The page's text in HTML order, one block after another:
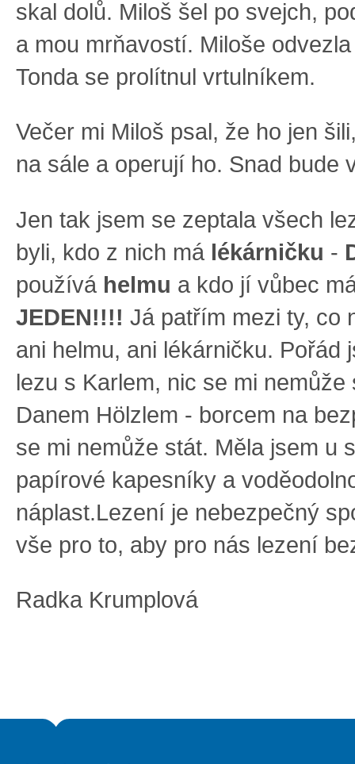
skal dolů. Miloš šel po svejch,
a mou mrňavostí. Miloše
Tonda se prolítnul vrtulníkem.
Večer mi Miloš psal, že ho jen
na sále a operují ho. Snad bude
Jen tak jsem se zeptala všech
byli, kdo z nich má lékárničku -
používá helmu a kdo jí vůbec
JEDEN!!!! Já patřím mezi ty, co
ani helmu, ani lékárničku. Pořád
lezu s Karlem, nic se mi nemůže
Danem Hölzlem - borcem na
se mi nemůže stát. Měla jsem u
papírové kapesníky a
náplast.Lezení je nebezpečný
vše pro to, aby pro nás lezení
Radka Krumplová